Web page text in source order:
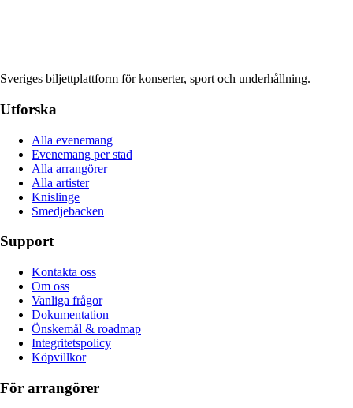
Sveriges biljettplattform för konserter, sport och underhållning.
Utforska
Alla evenemang
Evenemang per stad
Alla arrangörer
Alla artister
Knislinge
Smedjebacken
Support
Kontakta oss
Om oss
Vanliga frågor
Dokumentation
Önskemål & roadmap
Integritetspolicy
Köpvillkor
För arrangörer